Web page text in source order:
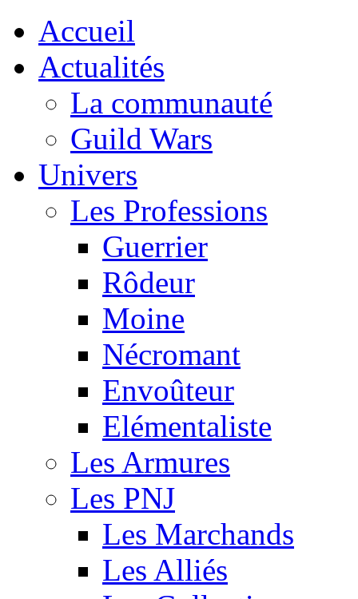
Accueil
Actualités
La communauté
Guild Wars
Univers
Les Professions
Guerrier
Rôdeur
Moine
Nécromant
Envoûteur
Elémentaliste
Les Armures
Les PNJ
Les Marchands
Les Alliés